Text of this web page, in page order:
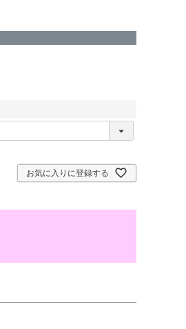
お気に入りに登録する